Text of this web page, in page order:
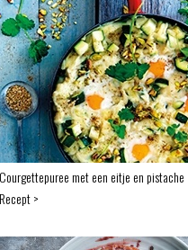
Courgettepuree met een eitje en pistache
Recept >